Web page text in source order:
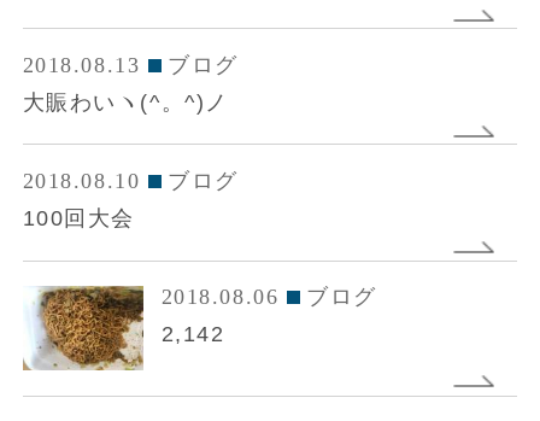
2018.08.13
ブログ
大賑わいヽ(^。^)ノ
2018.08.10
ブログ
100回大会
2018.08.06
ブログ
2,142